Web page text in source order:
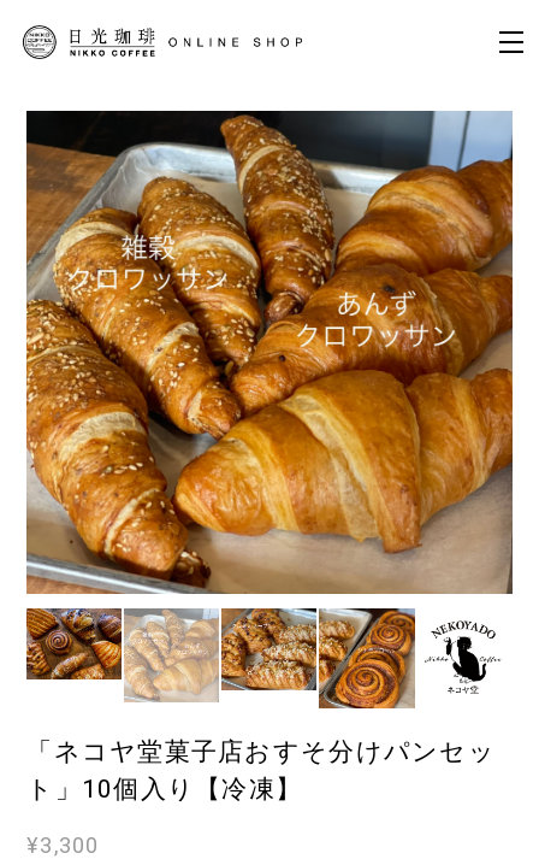
「ネコヤ堂菓子店おすそ分けパンセッ
ト」10個入り【冷凍】
¥3,300